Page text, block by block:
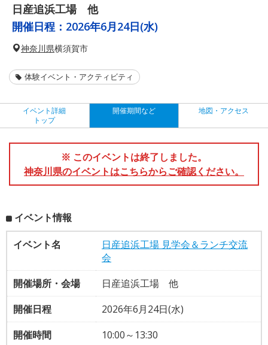
日産追浜工場 他
開催日程： 2026年6月24日(水)
神奈川県横須賀市
体験イベント・アクティビティ
イベント詳細
トップ
開催期間など 地図・アクセス
※ このイベントは終了しました。
神奈川県のイベントはこちらからご確認ください。
イベント情報
イベント名
日産追浜工場 見学会＆ランチ交流
会
開催場所・会場
日産追浜工場 他
開催日程
2026年6月24日(水)
開催時間
10:00～13:30